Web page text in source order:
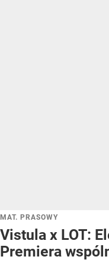
MAT. PRASOWY
Vistula x LOT:
Premiera